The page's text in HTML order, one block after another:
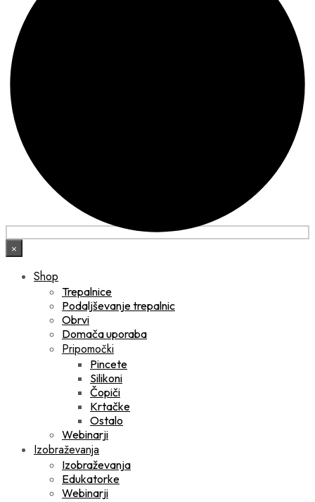
×
Shop
Trepalnice
Podaljševanje trepalnic
Obrvi
Domača uporaba
Pripomočki
Pincete
Silikoni
Čopiči
Krtačke
Ostalo
Webinarji
Izobraževanja
Izobraževanja
Edukatorke
Webinarji